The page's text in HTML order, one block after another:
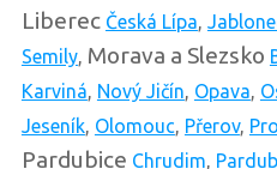
Liberec Česká Lípa,
Semily, Morava a Slezsko
Karviná, Nový Jičín, Opava,
Jeseník, Olomouc, Přerov,
Pardubice Chrudim,